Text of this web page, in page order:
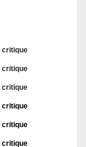
critique
critique
critique
critique
critique
critique